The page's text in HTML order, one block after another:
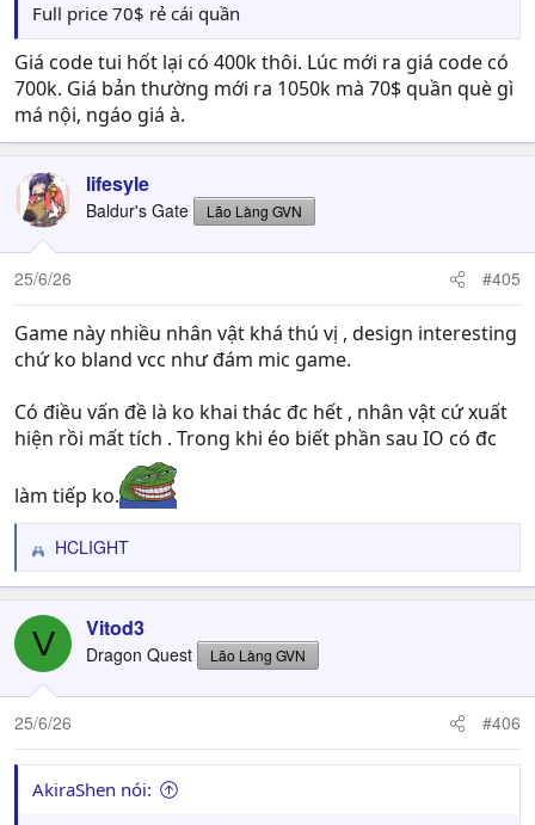
Full price 70$ rẻ cái quần
Giá code tui hốt lại có 400k thôi. Lúc mới ra giá code có
700k. Giá bản thường mới ra 1050k mà 70$ quần què gì
má nội, ngáo giá à.
lifesyle
Baldur's Gate Lão Làng GVN
25/6/26 #405
Game này nhiều nhân vật khá thú vị , design interesting
chứ ko bland vcc như đám mic game.
Có điều vấn đề là ko khai thác đc hết , nhân vật cứ xuất
hiện rồi mất tích . Trong khi éo biết phần sau IO có đc
làm tiếp ko.
R
e
c
i
o
n
:
HCLIGHT
V Vitod3
Dragon Quest Lão Làng GVN
25/6/26 #406
AkiraShen nói: